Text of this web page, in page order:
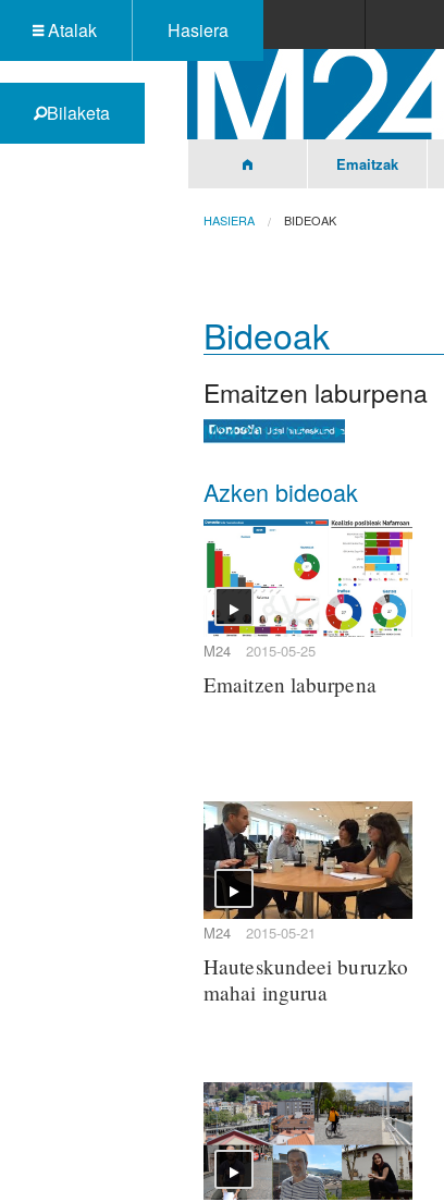
Atalak Hasiera
Bilaketa
Emaitzak
HASIERA BIDEOAK
Bideoak
Emaitzen laburpena
M242015-05-25
Azken bideoak
M24 2015-05-25
Emaitzen laburpena
M24 2015-05-21
Hauteskundeei buruzko
mahai ingurua